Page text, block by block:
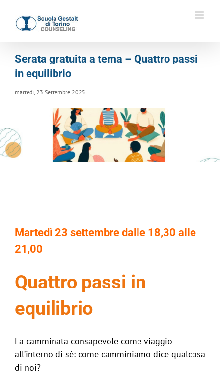
contenuto
Serata gratuita a tema – Quattro passi
in equilibrio
martedì, 23 Settembre 2025
Martedì 23 settembre dalle 18,30 alle
21,00
Quattro passi in
equilibrio
La camminata consapevole come viaggio
all’interno di sè: come camminiamo dice qualcosa
di noi?